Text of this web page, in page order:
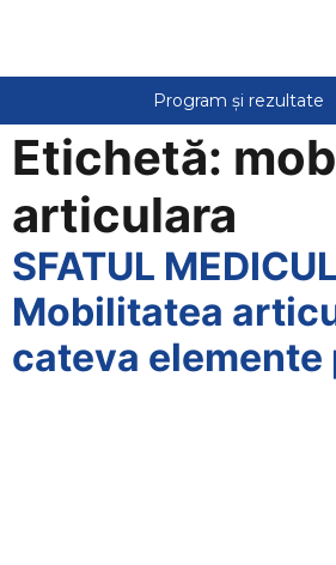
Etichetă:
articulara
SFATUL
Mobilitatea
cateva